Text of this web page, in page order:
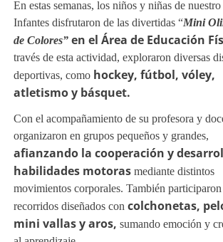
Mini
de Colores” en el Área de Educación
hockey, fútbol, vóley,
atletismo y básquet.
afianzando la cooperación y
habilidades motoras
colchonetas,
mini vallas y aros,